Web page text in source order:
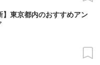
】東京都内のおすすめアン